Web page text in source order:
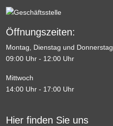
Öffnungszeiten:
Montag, Dienstag und Donnerstag
09:00 Uhr - 12:00 Uhr
Mittwoch
14:00 Uhr - 17:00 Uhr
Hier finden Sie uns